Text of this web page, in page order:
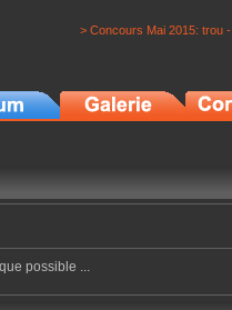
> Concours Mai 2015: trou
possible ...